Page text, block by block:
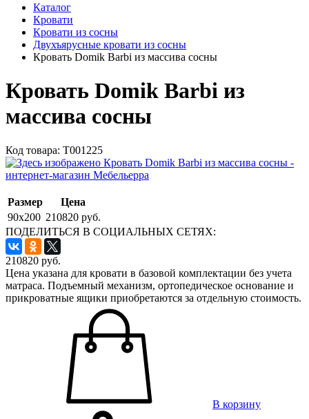
Каталог
Кровати
Кровати из сосны
Двухъярусные кровати из сосны
Кровать Domik Barbi из массива сосны
Кровать Domik Barbi из
массива сосны
Код товара: Т001225
Размер
Цена
90x200 210820 руб.
ПОДЕЛИТЬСЯ В СОЦИАЛЬНЫХ СЕТЯХ:
210820 руб.
Цена указана для кровати в базовой комплектации без учета
матраса. Подъемный механизм, ортопедическое основание и
прикроватные ящики приобретаются за отдельную стоимость.
В корзину